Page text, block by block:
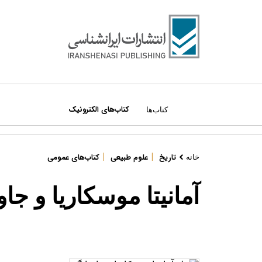
کتاب‌ها
دسته‌بندی کتاب‌ها:
همه کتاب‌ها
کتاب‌های الکترونیک
درباره ما
قوانین سایت
خانه تاریخ | علوم طبیعی | کتاب‌های عمومی
آمانیتا موسکاریا و